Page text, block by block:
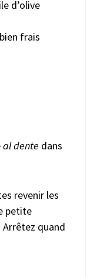
d’olive
frais
al dente dans
revenir les
petite
Arrêtez quand